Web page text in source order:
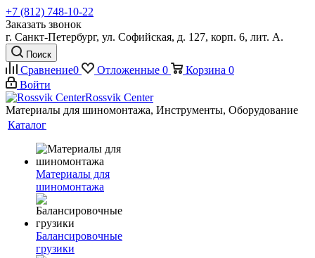
+7 (812) 748-10-22
Заказать звонок
г. Санкт-Петербург, ул. Софийская, д. 127, корп. 6, лит. А.
Поиск
Сравнение0 Отложенные 0 Корзина 0
Войти
Rossvik Center
Материалы для шиномонтажа, Инструменты, Оборудование
Каталог
Материалы для
шиномонтажа
Балансировочные
грузики